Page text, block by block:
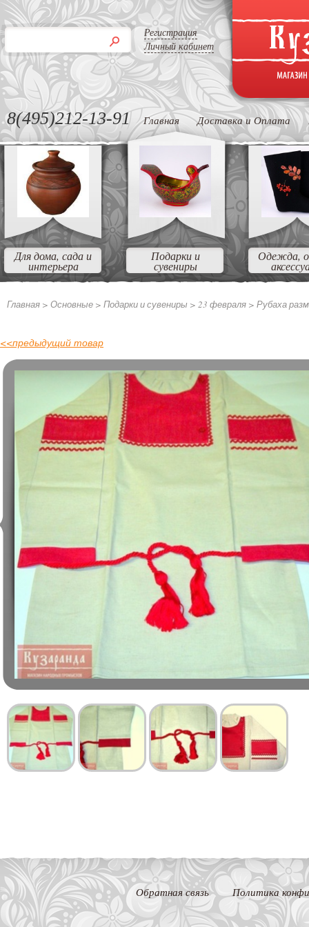
Регистрация
Личный кабинет
8(495)212-13-91 Главная Доставка и Оплата
Для дома, сада и
интерьера
Подарки и
сувениры
Одежда,
Главная > Основные > Подарки и сувениры > 23 февраля > Рубаха
<<предыдущий товар
Обратная связь Политика